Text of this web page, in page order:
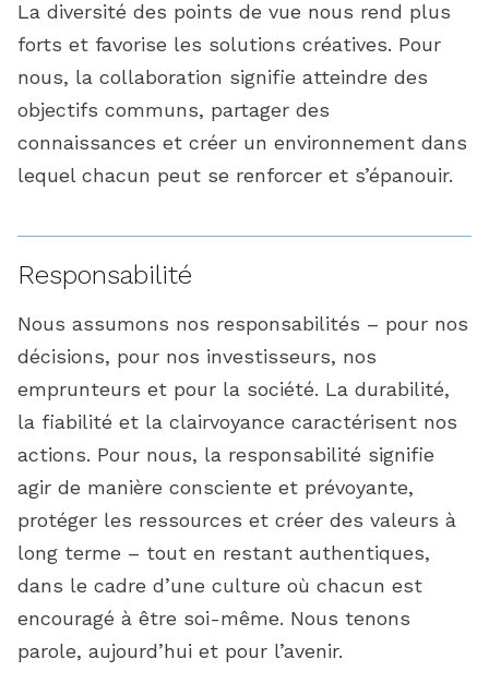
La diversité des points de vue nous rend plus
forts et favorise les solutions créatives. Pour
nous, la collaboration signifie atteindre des
objectifs communs, partager des
connaissances et créer un environnement dans
lequel chacun peut se renforcer et s’épanouir.
Responsabilité
Nous assumons nos responsabilités – pour nos
décisions, pour nos investisseurs, nos
emprunteurs et pour la société. La durabilité,
la fiabilité et la clairvoyance caractérisent nos
actions. Pour nous, la responsabilité signifie
agir de manière consciente et prévoyante,
protéger les ressources et créer des valeurs à
long terme – tout en restant authentiques,
dans le cadre d’une culture où chacun est
encouragé à être soi-même. Nous tenons
parole, aujourd’hui et pour l’avenir.